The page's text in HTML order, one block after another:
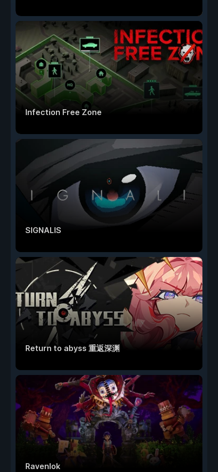
Infection Free Zone
SIGNALIS
Return to abyss 重返深渊
Ravenlok